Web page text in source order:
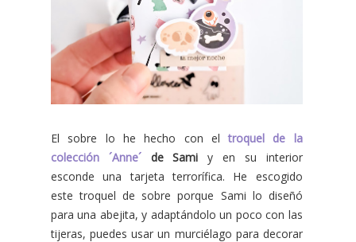
El sobre lo he hecho con eltroquel de la
colección ´Anne´ de Samiy en su interior
esconde una tarjeta terrorífica. He escogido
este troquel de sobre porque Sami lo diseñó
para una abejita, y adaptándolo un poco con las
tijeras, puedes usar un murciélago para decorar